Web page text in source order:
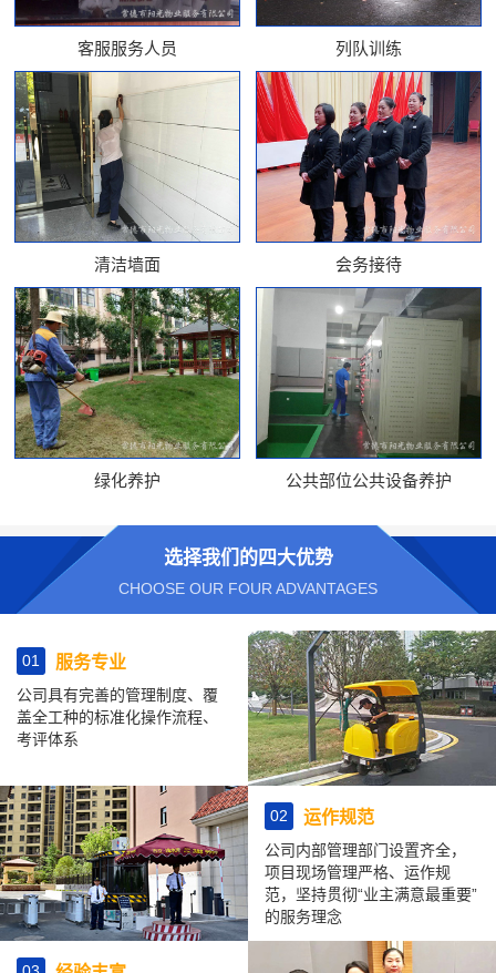
客服服务人员 列队训练
清洁墙面 会务接待
绿化养护 公共部位公共设备养护
选择我们的四大优势
CHOOSE OUR FOUR ADVANTAGES
01 服务专业
公司具有完善的管理制度、覆
盖全工种的标准化操作流程、
考评体系
02 运作规范
公司内部管理部门设置齐全，
项目现场管理严格、运作规
范，坚持贯彻“业主满意最重要”
的服务理念